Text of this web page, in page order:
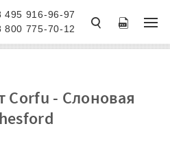
495 916-96-97
800 775-70-12
Corfu - Слоновая